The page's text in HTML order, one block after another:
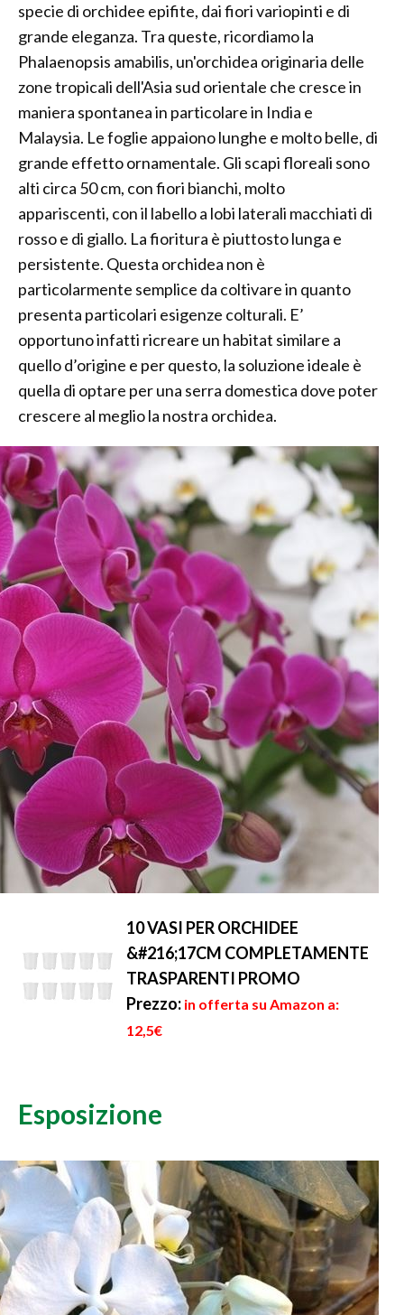
specie di orchidee epifite, dai fiori variopinti e di
grande eleganza. Tra queste, ricordiamo la
Phalaenopsis amabilis, un'orchidea originaria delle
zone tropicali dell'Asia sud orientale che cresce in
maniera spontanea in particolare in India e
Malaysia. Le foglie appaiono lunghe e molto belle, di
grande effetto ornamentale. Gli scapi floreali sono
alti circa 50 cm, con fiori bianchi, molto
appariscenti, con il labello a lobi laterali macchiati di
rosso e di giallo. La fioritura è piuttosto lunga e
persistente. Questa orchidea non è
particolarmente semplice da coltivare in quanto
presenta particolari esigenze colturali. E’
opportuno infatti ricreare un habitat similare a
quello d’origine e per questo, la soluzione ideale è
quella di optare per una serra domestica dove poter
crescere al meglio la nostra orchidea.
10 VASI PER ORCHIDEE
&#216;17CM COMPLETAMENTE
TRASPARENTI PROMO
Prezzo: in offerta su Amazon a:
12,5€
Esposizione